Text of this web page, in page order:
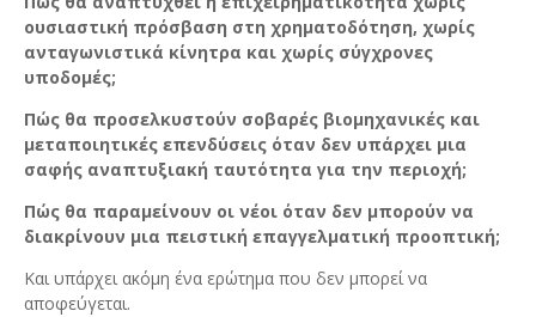
ουσιαστική πρόσβαση στη χρηματοδότηση, χωρίς
ανταγωνιστικά κίνητρα και χωρίς σύγχρονες
υποδομές;
Πώς θα προσελκυστούν σοβαρές βιομηχανικές και
μεταποιητικές επενδύσεις όταν δεν υπάρχει μια
σαφής αναπτυξιακή ταυτότητα για την περιοχή;
Πώς θα παραμείνουν οι νέοι όταν δεν μπορούν να
διακρίνουν μια πειστική επαγγελματική προοπτική;
Και υπάρχει ακόμη ένα ερώτημα που δεν μπορεί να
αποφεύγεται.